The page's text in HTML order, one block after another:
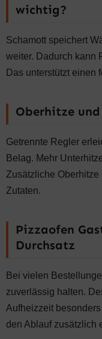
wichtig?
Schamott speichert
weiter. Dadurch kann
Das unterstützt einen
Oberhitze
Getrennte Regler
Belag. Mehr
Zusätzliche Oberhitze
Zutaten.
Pizzaofen
Durchsatz
Bei vielen
zuverlässig halten.
Aufheizzeit
den Ablauf zusätzlich